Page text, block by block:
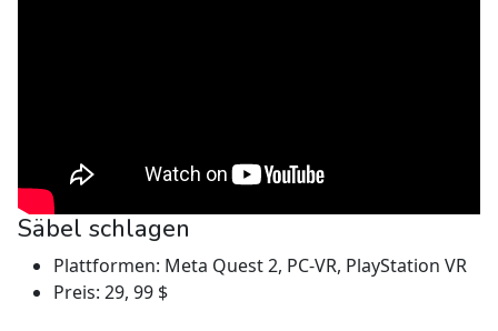
Säbel schlagen
Plattformen: Meta Quest 2, PC-VR, PlayStation VR
Preis: 29, 99 $